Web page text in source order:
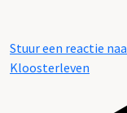
Stuur een reactie
Kloosterleven